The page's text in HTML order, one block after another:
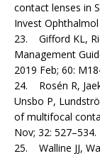
contact lenses in
Invest Ophthalmol
23. Gifford KL,
Management
2019 Feb; 60:
24. Rosén R,
Unsbo P,
of multifocal
Nov; 32: 527–534.
25. Walline JJ,